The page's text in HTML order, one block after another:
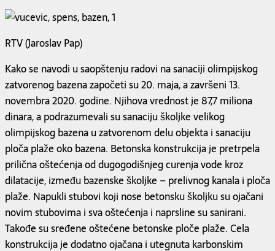
RTV (Jaroslav Pap)
Kako se navodi u saopštenju radovi na sanaciji olimpijskog
zatvorenog bazena započeti su 20. maja, a završeni 13.
novembra 2020. godine. Njihova vrednost je 87,7 miliona
dinara, a podrazumevali su sanaciju školjke velikog
olimpijskog bazena u zatvorenom delu objekta i sanaciju
ploča plaže oko bazena. Betonska konstrukcija je pretrpela
prilična oštećenja od dugogodišnjeg curenja vode kroz
dilatacije, između bazenske školjke – prelivnog kanala i ploča
plaže. Napukli stubovi koji nose betonsku školjku su ojačani
novim stubovima i sva oštećenja i naprsline su sanirani.
Takođe su sređene oštećene betonske ploče plaže. Cela
konstrukcija je dodatno ojačana i utegnuta karbonskim